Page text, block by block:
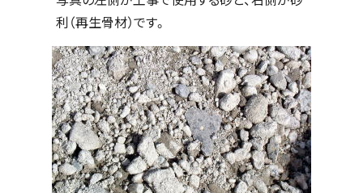
利（再生骨材）です。